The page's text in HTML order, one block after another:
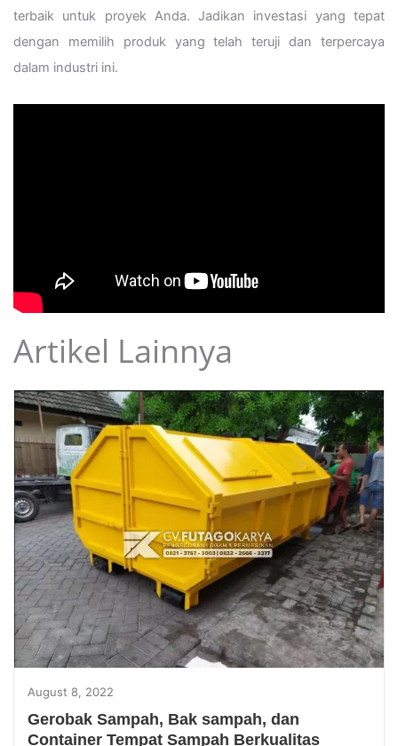
terbaik untuk proyek Anda. Jadikan investasi yang tepat
dengan memilih produk yang telah teruji dan terpercaya
dalam industri ini.
Artikel Lainnya
August 8, 2022
Gerobak Sampah, Bak sampah, dan
Container Tempat Sampah Berkualitas